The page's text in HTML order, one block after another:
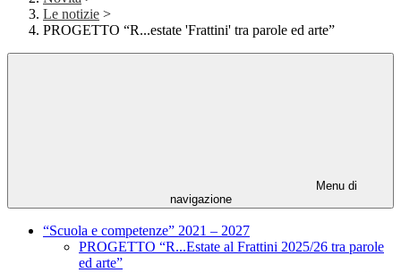
Le notizie >
PROGETTO “R...estate 'Frattini' tra parole ed arte”
Menu di
navigazione
“Scuola e competenze” 2021 – 2027
PROGETTO “R...Estate al Frattini 2025/26 tra parole
ed arte”